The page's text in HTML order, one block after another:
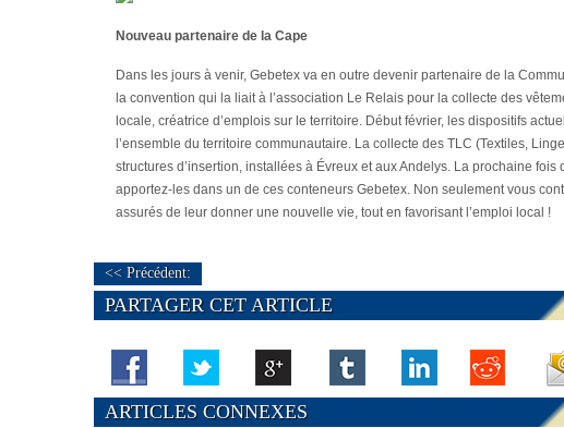
Nouveau partenaire de la Cape
Dans les jours à venir, Gebetex va en outre devenir partenaire de la
la convention qui la liait à l’association Le Relais pour la collecte des
locale, créatrice d’emplois sur le territoire. Début février, les dispositifs
l’ensemble du territoire communautaire. La collecte des TLC (Textiles,
structures d’insertion, installées à Évreux et aux Andelys. La prochaine
apportez-les dans un de ces conteneurs Gebetex. Non seulement vous
assurés de leur donner une nouvelle vie, tout en favorisant l’emploi local !
<< Précédent:
PARTAGER CET ARTICLE
ARTICLES CONNEXES